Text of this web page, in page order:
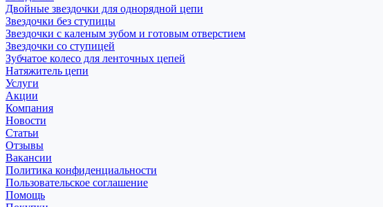
Двойные звездочки для однорядной цепи
Звездочки без ступицы
Звездочки с каленым зубом и готовым отверстием
Звездочки со ступицей
Зубчатое колесо для ленточных цепей
Натяжитель цепи
Услуги
Акции
Компания
Новости
Статьи
Отзывы
Вакансии
Политика конфиденциальности
Пользовательское соглашение
Помощь